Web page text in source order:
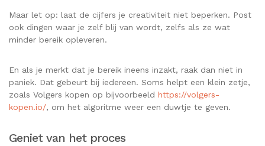
Maar let op: laat de cijfers je creativiteit niet beperken. Post
ook dingen waar je zelf blij van wordt, zelfs als ze wat
minder bereik opleveren.
En als je merkt dat je bereik ineens inzakt, raak dan niet in
paniek. Dat gebeurt bij iedereen. Soms helpt een klein zetje,
zoals Volgers kopen op bijvoorbeeld https://volgers-
kopen.io/, om het algoritme weer een duwtje te geven.
Geniet van het proces